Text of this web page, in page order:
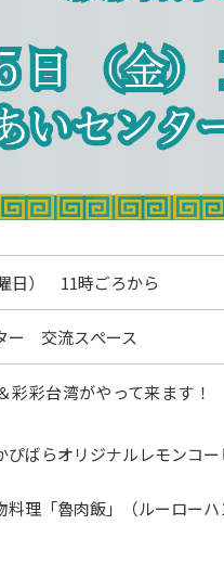
日） 11時ごろから
ー 交流スぺース
彩彩台湾がやって来ます！
ぴばらオリジナルレモンコ
理「魯肉飯」（ルーローハ